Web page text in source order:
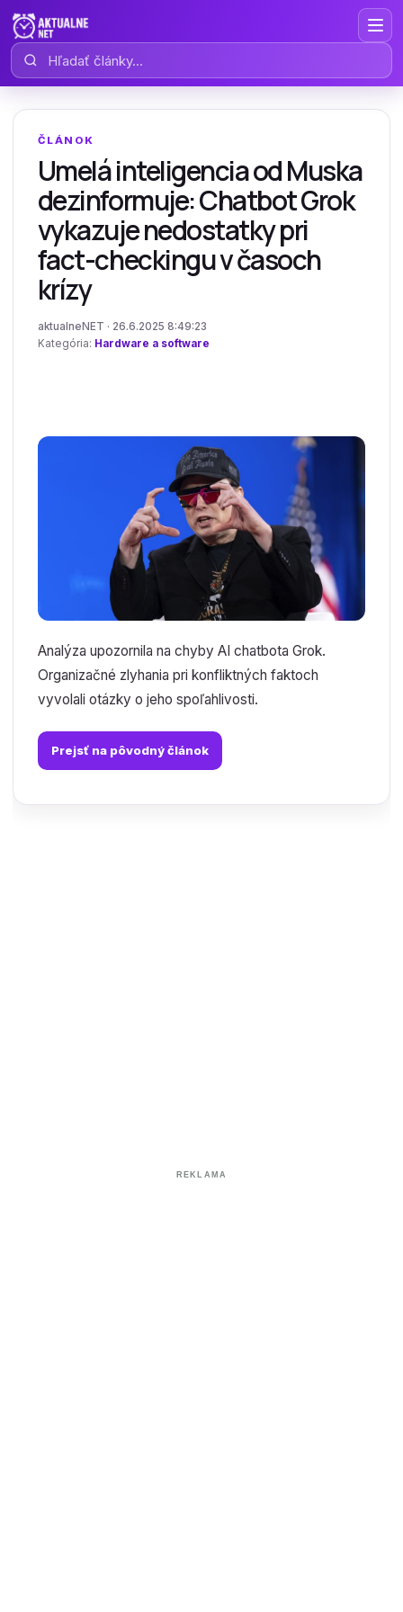
Hľadať články
ČLÁNOK
Umelá inteligencia od Muska
dezinformuje: Chatbot Grok
vykazuje nedostatky pri
fact-checkingu v časoch
krízy
aktualneNET · 26.6.2025 8:49:23
Kategória: Hardware a software
Analýza upozornila na chyby AI chatbota Grok.
Organizačné zlyhania pri konfliktných faktoch
vyvolali otázky o jeho spoľahlivosti.
Prejsť na pôvodný článok
REKLAMA